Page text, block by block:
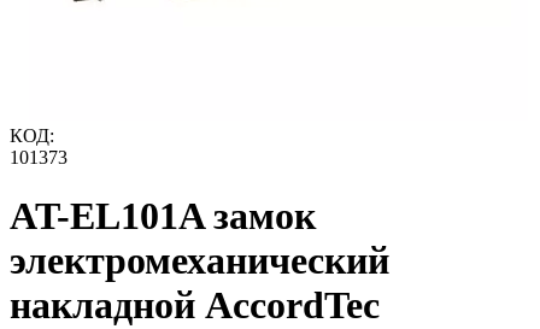
КОД:
101373
AT-EL101A замок
электромеханический
накладной AccordTec